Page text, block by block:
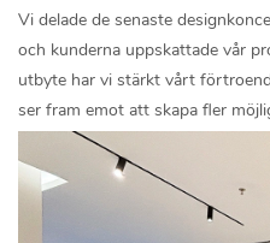
Vi delade de senaste
och kunderna uppskattade vår
utbyte har vi stärkt vårt
ser fram emot att skapa fler